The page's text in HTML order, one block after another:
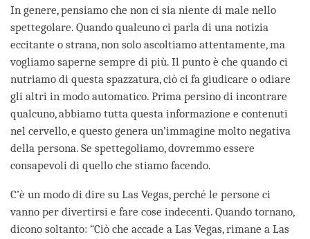
In genere, pensiamo che non ci sia niente di male nello
spettegolare. Quando qualcuno ci parla di una notizia
eccitante o strana, non solo ascoltiamo attentamente, ma
vogliamo saperne sempre di più. Il punto è che quando ci
nutriamo di questa spazzatura, ciò ci fa giudicare o odiare
gli altri in modo automatico. Prima persino di incontrare
qualcuno, abbiamo tutta questa informazione e contenuti
nel cervello, e questo genera un’immagine molto negativa
della persona. Se spettegoliamo, dovremmo essere
consapevoli di quello che stiamo facendo.
C’è un modo di dire su Las Vegas, perché le persone ci
vanno per divertirsi e fare cose indecenti. Quando tornano,
dicono soltanto: “Ciò che accade a Las Vegas, rimane a Las